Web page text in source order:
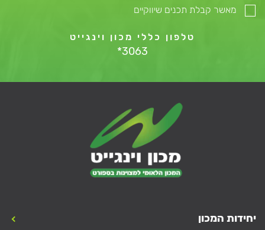
מאשר קבלת תכנים שיווקיים
טלפון כללי מכון וינגייט
*3063
יחידות המכון